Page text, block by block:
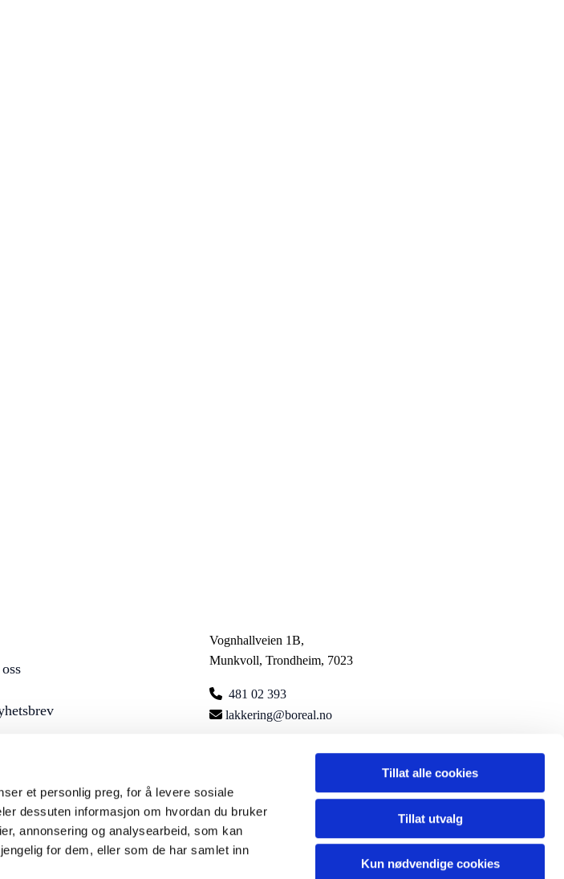
et personlig preg, for å levere sosiale
dessuten informasjon om hvordan du bruker
annonsering og analysearbeid, som kan
for dem, eller som de har samlet inn
Tillat alle cookies
Tillat utvalg
Kun nødvendige cookies
Vognhallveien 1B,
Munkvoll, Trondheim, 7023
 481 02 393
 lakkering@boreal.no